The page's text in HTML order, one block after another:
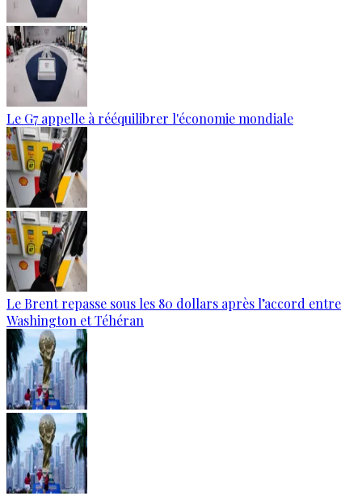
Le G7 appelle à rééquilibrer l'économie mondiale
Le Brent repasse sous les 80 dollars après l’accord entre
Washington et Téhéran